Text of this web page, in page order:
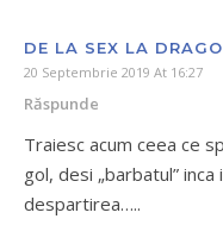
DE LA SEX LA
20 Septembrie 2019 At 16:27
Răspunde
Traiesc acum ceea ce
gol, desi „barbatul”
despartirea…..